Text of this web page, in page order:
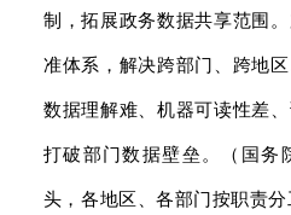
制，拓展政务数据共享范围
准体系，解决跨部门、跨地
数据理解难、机器可读性差
打破部门数据壁垒。（国务
头，各地区、各部门按职责分